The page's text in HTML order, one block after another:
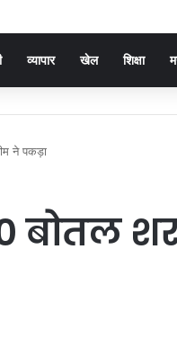
व्यापार खेल शिक्षा
ने पकड़ा
बोतल